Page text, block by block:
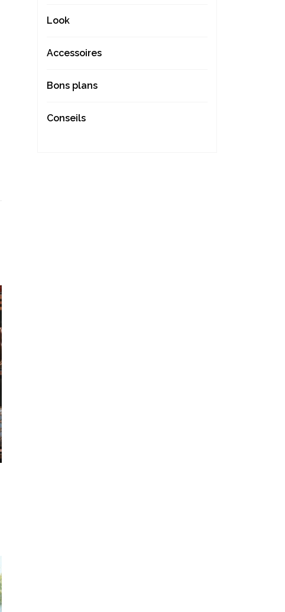
Look
Accessoires
Bons plans
Conseils